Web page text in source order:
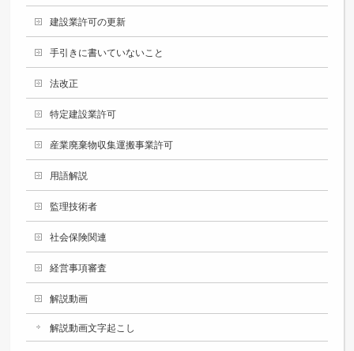
建設業許可の更新
手引きに書いていないこと
法改正
特定建設業許可
産業廃棄物収集運搬事業許可
用語解説
監理技術者
社会保険関連
経営事項審査
解説動画
解説動画文字起こし